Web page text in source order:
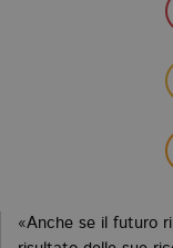
«Anche se il futuro